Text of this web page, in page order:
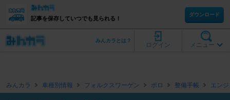
記事を保存していつでも見られる！
ダウンロード
メニュー
ログイン
みんカラとは？
みんカラ 車種別情報 フォルクスワーゲン ポロ 整備手帳 エン